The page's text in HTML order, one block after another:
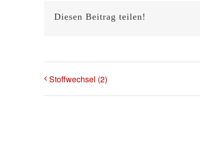
Diesen Beitrag teilen!
Stoffwechsel (2)